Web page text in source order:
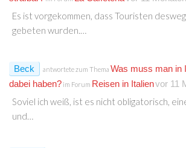
Es ist vorgekommen, dass Touristen
gebeten wurden.…
Beck antwortete zum Thema Was muss man in
dabei haben? im Forum Reisen in Italienvor 11
Soviel ich weiß, ist es nicht obligatorisch,
und…